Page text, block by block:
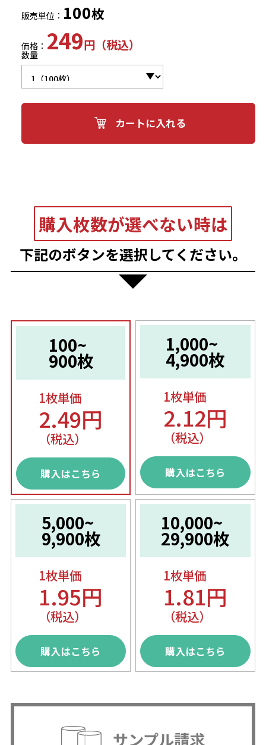
販売単位： 100枚
価格： 249円（税込）
数量
カートに入れる
購入枚数が選べない時は
下記のボタンを選択してください。
100~
900枚
1枚単価
2.49円
（税込）
購入はこちら
1,000~
4,900枚
1枚単価
2.12円
（税込）
購入はこちら
5,000~
9,900枚
1枚単価
1.95円
（税込）
購入はこちら
10,000~
29,900枚
1枚単価
1.81円
（税込）
購入はこちら
サンプル請求